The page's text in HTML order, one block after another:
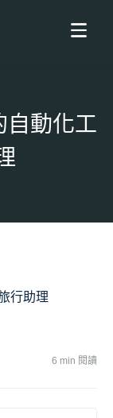
自動化工
行助理
6 min 閱讀